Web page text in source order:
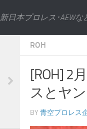
新日本プロレス･AEW
ROH
[ROH] 2
スとヤ
BY 青空プロレス